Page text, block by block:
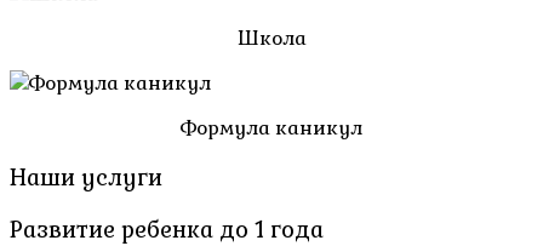
Школа
Формула каникул
Наши услуги
Развитие ребенка до 1 года